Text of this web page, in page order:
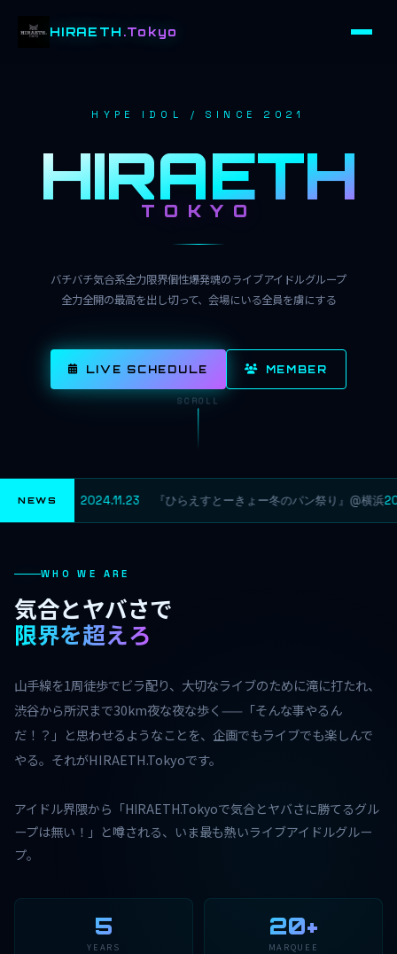
HIRAETH .Tokyo
HYPE IDOL / SINCE 2021
HIRAETH
TOKYO
バチバチ気合系全力限界個性爆発魂のライブアイドルグループ
全力全開の最高を出し切って、会場にいる全員を虜にする
LIVE SCHEDULE MEMBER
SCROLL
NEWS 2024.11.23 『ひらえすとーきょー冬のパン祭り』@横浜
WHO WE ARE
気合とヤバさで
限界を超えろ
山手線を1周徒歩でビラ配り、大切なライブのために滝に打たれ、
渋谷から所沢まで30km夜な夜な歩く——「そんな事やるん
だ！？」と思わせるようなことを、企画でもライブでも楽しんで
やる。それがHIRAETH.Tokyoです。
アイドル界隈から「HIRAETH.Tokyoで気合とヤバさに勝てるグル
ープは無い！」と噂される、いま最も熱いライブアイドルグルー
プ。
5
YEARS
20+
MARQUEE